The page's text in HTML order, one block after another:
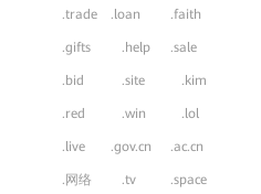
.trade .loan .faith
.gifts .help .sale
.bid .site .kim
.red .win .lol
.live .gov.cn .ac.cn
.网络 .tv .space